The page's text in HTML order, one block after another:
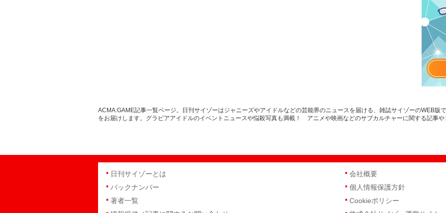
ACMA:GAME記事一覧ページ。日刊サイゾーはジャニーズやアイドルなどの芸能界のニュースを届ける、雑誌サイゾーのWEB版
をお届けします。グラビアアイドルのイベントニュースや悩殺写真も満載！ アニメや映画などのサブカルチャーに関する記事や
日刊サイゾーとは
バックナンバー
著者一覧
会社概要
個人情報保護方針
Cookieポリシー